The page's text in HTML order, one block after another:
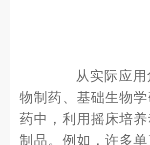
从实际应用
物制药、基础生物
药中，利用摇床培
制品。例如，许多